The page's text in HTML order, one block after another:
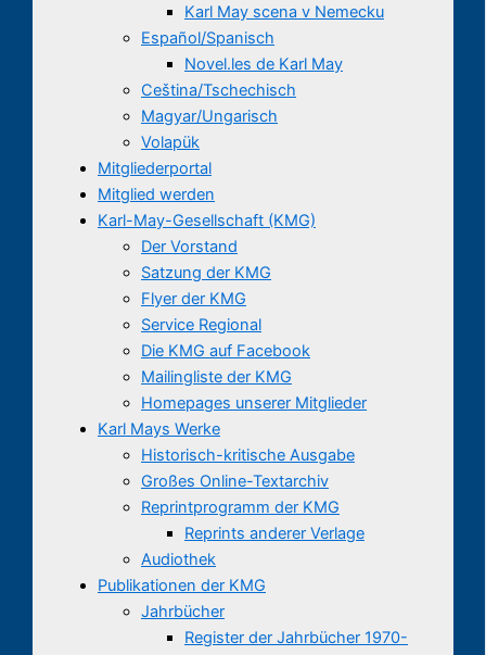
Karl May scena v Nemecku
Español/Spanisch
Novel.les de Karl May
Ceština/Tschechisch
Magyar/Ungarisch
Volapük
Mitgliederportal
Mitglied werden
Karl-May-Gesellschaft (KMG)
Der Vorstand
Satzung der KMG
Flyer der KMG
Service Regional
Die KMG auf Facebook
Mailingliste der KMG
Homepages unserer Mitglieder
Karl Mays Werke
Historisch-kritische Ausgabe
Großes Online-Textarchiv
Reprintprogramm der KMG
Reprints anderer Verlage
Audiothek
Publikationen der KMG
Jahrbücher
Register der Jahrbücher 1970-